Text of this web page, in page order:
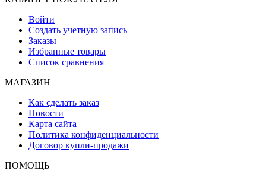
Войти
Создать учетную запись
Заказы
Избранные товары
Список сравнения
МАГАЗИН
Как сделать заказ
Новости
Карта сайта
Политика конфиденциальности
Договор купли-продажи
ПОМОЩЬ